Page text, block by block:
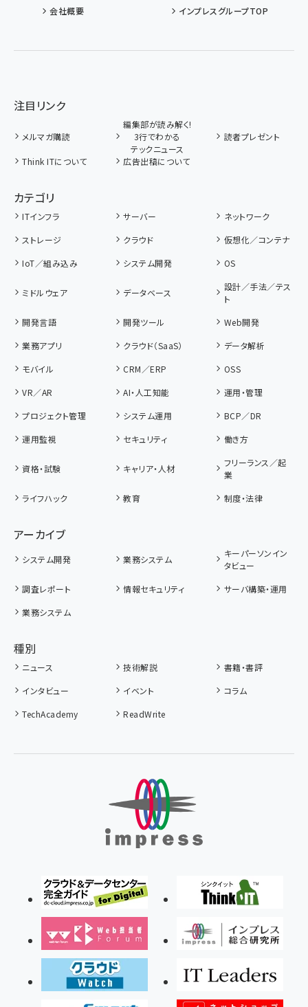
会社概要
インプレスグループTOP
注目リンク
メルマガ購読
編集部が読み解く!
3行でわかる
テックニュース
読者プレゼント
Think ITについて 広告出稿について
カテゴリ
ITインフラ サーバー
ネットワーク
ストレージ
クラウド
仮想化／コンテナ
IoT／組み込み
システム開発 OS
ミドルウェア データベース
設計／手法／テス
ト
開発言語
開発ツール
Web開発
業務アプリ
クラウド（SaaS）
データ解析
モバイル
CRM／ERP
OSS
VR／AR
AI・人工知能
運用・管理
プロジェクト管理
システム運用
BCP／DR
運用監視
セキュリティ 働き方
資格・試験 キャリア・人材
フリーランス／起
業
ライフハック
教育 制度・法律
アーカイブ
システム開発 業務システム
キーパーソンイン
タビュー
調査レポート
情報セキュリティ
サーバ構築・運用
業務システム
種別
ニュース 技術解説
書籍・書評
インタビュー
イベント
コラム
TechAcademy
ReadWrite